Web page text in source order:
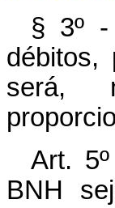
§ 3º -
será,
Art.
BNH